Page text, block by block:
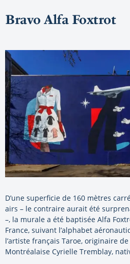
Bravo Alfa Foxtrot
D’une superficie de 160 mètres
airs – le contraire aurait été
–, la murale a été baptisée Alfa
France, suivant l’alphabet
l’artiste français Taroe, originaire
Montréalaise Cyrielle Tremblay,